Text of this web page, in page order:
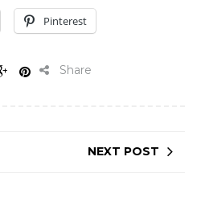
Pinterest
Share
NEXT POST